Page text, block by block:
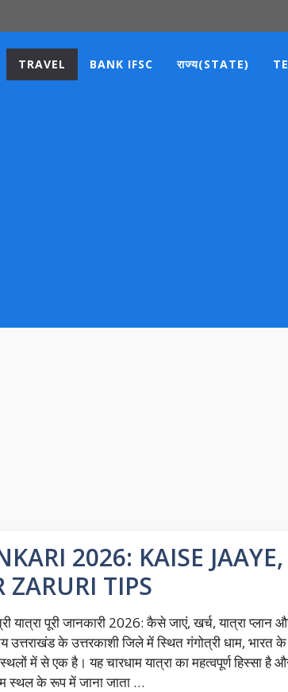
TRAVEL BANK IFSC राज्य(STATE)
2026: KAISE JAAYE,
ZARURI TIPS
यात्रा पूरी जानकारी 2026: कैसे जाएं, खर्च, यात्रा प्लान
उत्तराखंड के उत्तरकाशी जिले में स्थित गंगोत्री धाम, भारत
स्थलों में से एक है। यह चारधाम यात्रा का महत्वपूर्ण हिस्सा है
स्थल के रूप में जाना जाता …